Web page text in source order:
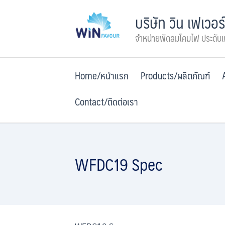
บริษัท วิน เฟเวอ
จำหน่ายพัดลมโคมไฟ ประดับ
Home/หน้าแรก Products/ผลิตภัณฑ์
Contact/ติดต่อเรา
WFDC19 Spec